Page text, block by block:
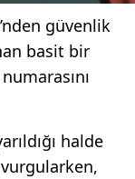
güvenlik
basit bir
halde